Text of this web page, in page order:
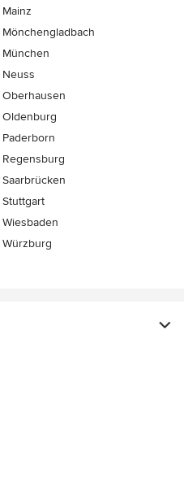
Mainz
Mönchen­gladbach
München
Neuss
Oberhausen
Oldenburg
Paderborn
Regensburg
Saarbrücken
Stuttgart
Wiesbaden
Würzburg